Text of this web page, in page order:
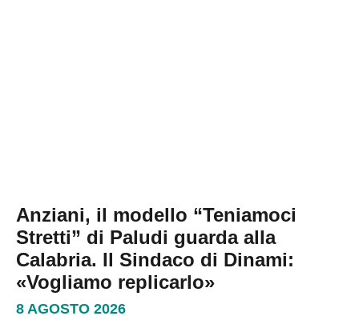
Anziani, il modello “Teniamoci
Stretti” di Paludi guarda alla
Calabria. Il Sindaco di Dinami:
«Vogliamo replicarlo»
8 AGOSTO 2026